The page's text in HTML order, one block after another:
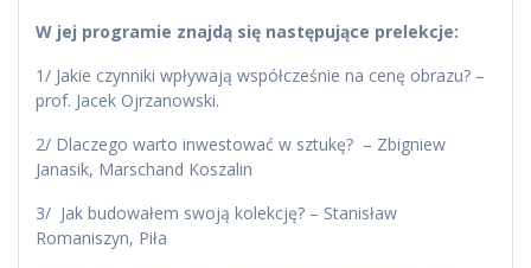
W jej programie znajdą się następujące prelekcje:
1/ Jakie czynniki wpływają współcześnie na cenę obrazu? –
prof. Jacek Ojrzanowski.
2/ Dlaczego warto inwestować w sztukę? – Zbigniew
Janasik, Marschand Koszalin
3/ Jak budowałem swoją kolekcję? – Stanisław
Romaniszyn, Piła